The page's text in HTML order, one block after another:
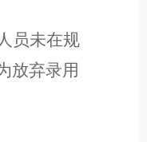
员未在规
放弃录用